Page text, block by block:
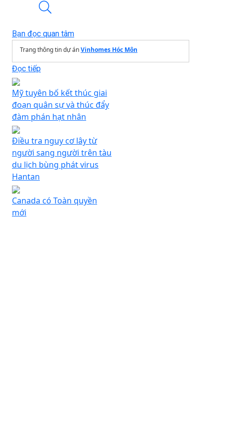
Bạn đọc quan tâm
Trang thông tin dự ánVinhomes Hóc Môn
Đọc tiếp
Mỹ tuyên bố kết thúc giai
đoạn quân sự và thúc đẩy
đàm phán hạt nhân
Điều tra nguy cơ lây từ
người sang người trên tàu
du lịch bùng phát virus
Hantan
Canada có Toàn quyền
mới